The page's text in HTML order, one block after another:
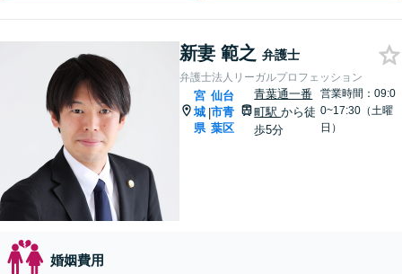
新妻 範之 弁護士
弁護士法人リーガルプロフェッション
宮
城
県
|
仙台
市青
葉区
青葉通一番
町駅から徒
歩5分
営業時間：09:0
0~17:30（土曜
日）
婚姻費用